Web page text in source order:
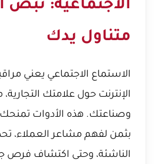
الاجتماعية:
متناول يدك
الاستماع الاجتماعي يعني
الإنترنت حول علامتك
وصناعتك. هذه الأدوات
بثمن لفهم مشاعر العملاء،
الناشئة، وحتى اكتشاف فرص